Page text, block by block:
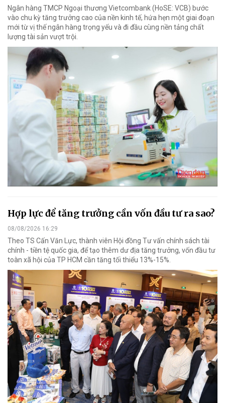
Ngân hàng TMCP Ngoại thương Vietcombank (HoSE: VCB) bước
vào chu kỳ tăng trưởng cao của nền kinh tế, hứa hẹn một giai đoạn
mới từ vị thế ngân hàng trọng yếu và đi đầu cùng nền tảng chất
lượng tài sản vượt trội.
Hợp lực để tăng trưởng cần vốn đầu tư ra sao?
08/08/2026 16:29
Theo TS Cấn Văn Lực, thành viên Hội đồng Tư vấn chính sách tài
chính - tiền tệ quốc gia, để tạo thêm dư địa tăng trưởng, vốn đầu tư
toàn xã hội của TP HCM cần tăng tối thiểu 13%-15%.